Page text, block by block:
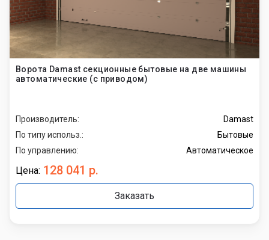
Ворота Damast секционные бытовые на две машины
автоматические (с приводом)
Производитель:
Damast
По типу использ.:
Бытовые
По управлению:
Автоматическое
Цена: 128 041 р.
Заказать